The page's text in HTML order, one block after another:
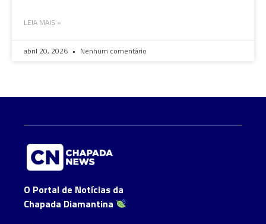
LEIA MAIS »
abril 20, 2026 Nenhum comentário
O Portal de Notícias da
Chapada Diamantina